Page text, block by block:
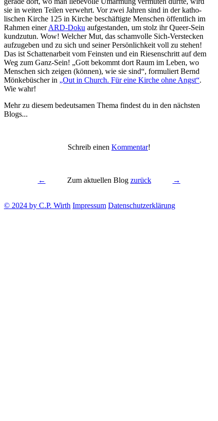
sie in weiten Teilen verwehrt. Vor zwei Jahren sind in der katho­
lischen Kirche 125 in Kirche be­schäf­tigte Men­schen öffent­lich im
Rahmen einerARD-Doku auf­ge­stan­den, um stolz ihr Queer-Sein
kund­zu­tun. Wow! Welcher Mut, das scham­volle Sich-Ver­stecken
auf­zu­geben und zu sich und seiner Persön­lich­keit voll zu stehen!
Das ist Schatten­arbeit vom Fein­sten und ein Riesen­schritt auf dem
Weg zum Ganz-Sein! „Gott bekommt dort Raum im Leben, wo
Men­schen sich zeigen (können), wie sie sind“, formu­liert Bernd
Mönke­büscher in „Out in Church. Für eine Kirche ohne Angst“.
Wie wahr!
Mehr zu diesem bedeutsamen Thema findest du in den nächsten
Blogs...
Schreib einen Kommentar!
← Zum aktuellen Blog zurück →
© 2024 by C.P. Wirth Impressum Datenschutzerklärung